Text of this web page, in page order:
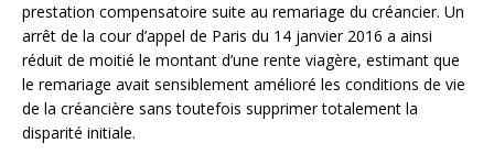
prestation compensatoire suite au remariage du créancier. Un
arrêt de la cour d’appel de Paris du 14 janvier 2016 a ainsi
réduit de moitié le montant d’une rente viagère, estimant que
le remariage avait sensiblement amélioré les conditions de vie
de la créancière sans toutefois supprimer totalement la
disparité initiale.